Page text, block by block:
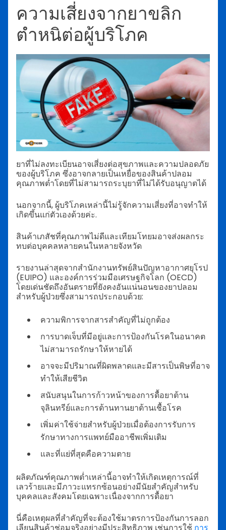
ความเสี่ยงจากยาขลิก
ตำหนิต่อผู้บริโภค
ยาที่ไม่ลงทะเบียนอาจเสี่ยงต่อสุขภาพและความปลอดภัย
ของผู้บริโภค ซึ่งอาจกลายเป็นเหยื่อของสินค้าปลอม
คุณภาพต่ำโดยที่ไม่สามารถระบุยาที่ไม่ได้รับอนุญาตได้
นอกจากนี้, ผู้บริโภคเหล่านี้ไม่รู้จักความเสี่ยงที่อาจทำให้
เกิดขึ้นแก่ตัวเองด้วยค่ะ.
สินค้าเภสัชที่คุณภาพไม่ดีและเทียมโทยมอาจส่งผลกระ
ทบต่อบุคคลหลายคนในหลายจังหวัด
รายงานล่าสุดจากสำนักงานทรัพย์สินปัญหาอากาศยุโรป
(EUIPO) และองค์การร่วมมือเศรษฐกิจโลก (OECD)
โดยเด่นชัดถึงอันตรายที่ยังคงอันแน่นอนของยาปลอม
สำหรับผู้ป่วยซึ่งสามารถประกอบด้วย:
ความพิการจากสารสำคัญที่ไม่ถูกต้อง
การบาดเจ็บที่มีอยู่และการป้องกันโรคในอนาคต
ไม่สามารถรักษาให้หายได้
อาจจะมีปริมาณที่ผิดพลาดและมีสารเป็นพิษที่อาจ
ทำให้เสียชีวิต
สนับสนุนในการก้าวหน้าของการดื้อยาต้าน
จุลินทรีย์และการต้านทานยาต้านเชื้อโรค
เพิ่มค่าใช้จ่ายสำหรับผู้ป่วยเมื่อต้องการรับการ
รักษาทางการแพทย์มืออาชีพเพิ่มเติม
และที่แย่ที่สุดคือความตาย
ผลิตภัณฑ์คุณภาพต่ำเหล่านี้อาจทำให้เกิดเหตุการณ์ที่
เลวร้ายและมีภาวะแทรกซ้อนอย่างมีนัยสำคัญสำหรับ
บุคคลและสังคมโดยเฉพาะเนื่องจากการดื้อยา
นี่คือเหตุผลที่สำคัญที่จะต้องใช้มาตรการป้องกันการลอก